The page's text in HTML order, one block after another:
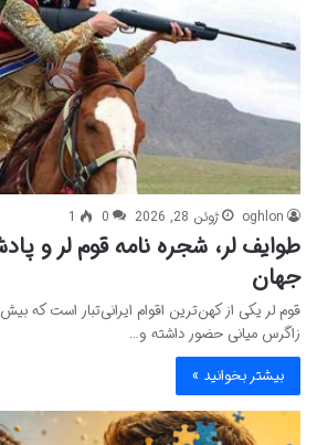
oghlon ژوئن 28, 2026 0
1
طوایف لر، شجره نامه قوم لر و
جهان
قوم لر یکی از کهن‌ترین اقوام ایرانی‌تبار است که
زاگرس میانی حضور داشته و…
بیشتر بخوانید »